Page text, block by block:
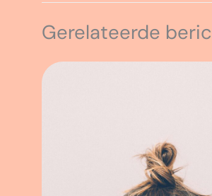
Gerelateerde